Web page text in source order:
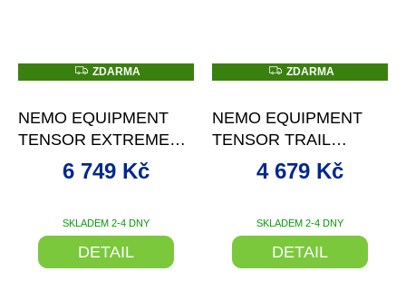
Z
D
M
A
ZDARMA
NEMO EQUIPMENT
TENSOR EXTREME
CONDITIONS
NAFUKOVACÍ
SKLADEM 2-4 DNY
6 749 Kč
DETAIL
Z
D
M
A
ZDARMA
NEMO EQUIPMENT
TENSOR TRAIL
NAFUKOVACÍ
KARIMATKA
SKLADEM 2-4 DNY
4 679 Kč
DETAIL